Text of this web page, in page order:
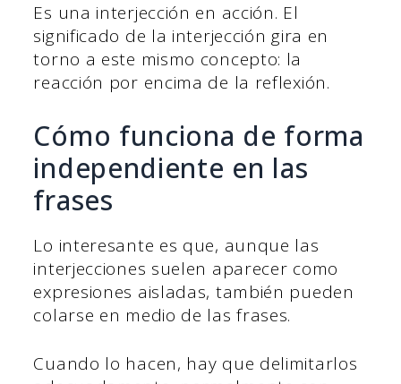
Es una interjección en acción. El
significado de la interjección gira en
torno a este mismo concepto: la
reacción por encima de la reflexión.
Cómo funciona de forma
independiente en las
frases
Lo interesante es que, aunque las
interjecciones suelen aparecer como
expresiones aisladas, también pueden
colarse en medio de las frases.
Cuando lo hacen, hay que delimitarlos